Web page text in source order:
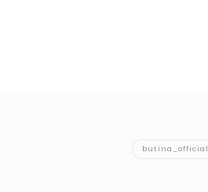
butina_official